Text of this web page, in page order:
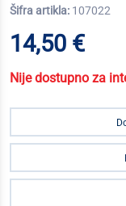
Šifra artikla: 107022
14,50 €
Nije dostupno za